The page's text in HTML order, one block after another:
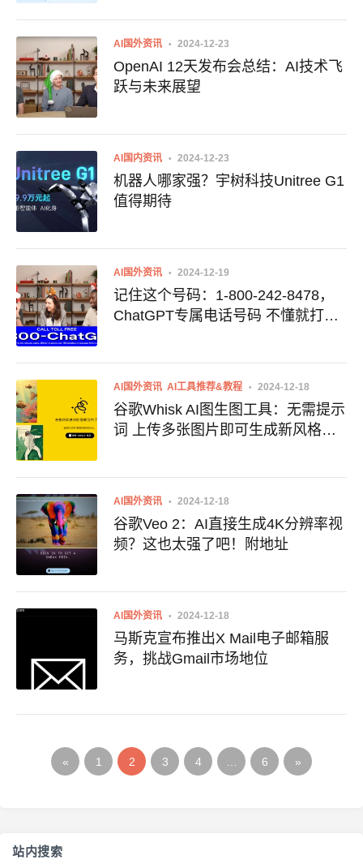
AI国外资讯 2024-12-23
OpenAI 12天发布会总结：AI技术飞
跃与未来展望
AI国内资讯 2024-12-23
机器人哪家强？宇树科技Unitree G1
值得期待
AI国外资讯 2024-12-19
记住这个号码：1-800-242-8478，
ChatGPT专属电话号码 不懂就打电
AI国外资讯 AI工具推荐&教程 2024-12-18
谷歌Whisk AI图生图工具：无需提示
词 上传多张图片即可生成新风格图
AI国外资讯 2024-12-18
谷歌Veo 2：AI直接生成4K分辨率视
频？这也太强了吧！附地址
AI国外资讯 2024-12-18
马斯克宣布推出X Mail电子邮箱服
务，挑战Gmail市场地位
« 1 2 3 4 6 »
站内搜索